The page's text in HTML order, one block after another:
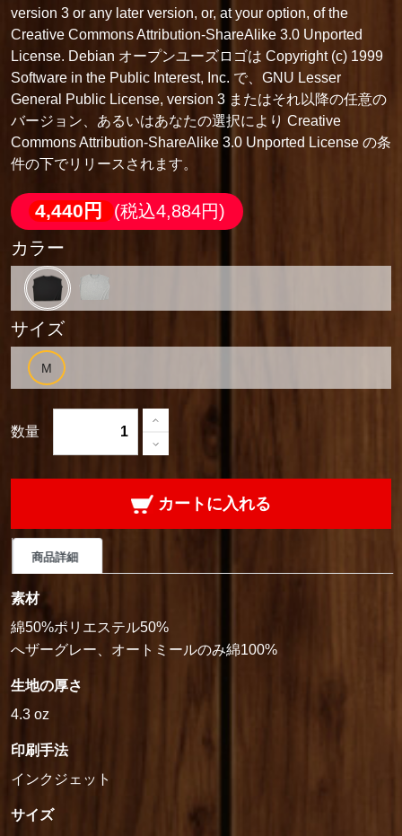
version 3 or any later version, or, at your option, of the
Creative Commons Attribution-ShareAlike 3.0 Unported
License. Debian オープンユーズロゴは Copyright (c) 1999
Software in the Public Interest, Inc. で、GNU Lesser
General Public License, version 3 またはそれ以降の任意の
バージョン、あるいはあなたの選択により Creative
Commons Attribution-ShareAlike 3.0 Unported License の条
件の下でリリースされます。
4,440円
(税込4,884円)
カラー
サイズ
数量
カートに入れる
商品詳細
素材
綿50%ポリエステル50%
へザーグレー、オートミールのみ綿100%
生地の厚さ
4.3 oz
印刷手法
インクジェット
サイズ